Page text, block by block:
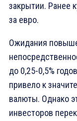
закрытии. Ранее
за евро.
Ожидания
до 0,25-0,5%
привело к
валюты. Однако
инвесторов